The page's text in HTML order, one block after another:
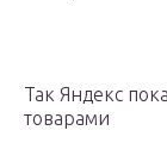
Так Яндекс
товарами